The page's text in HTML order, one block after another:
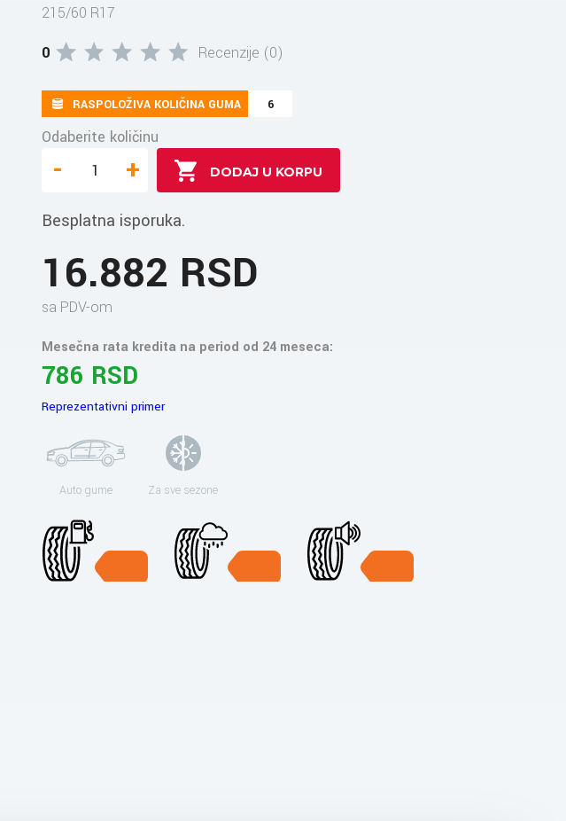
215/60 R17
0
Recenzije (0)
RASPOLOŽIVA KOLIČINA GUMA 6
Odaberite količinu
- +
Besplatna isporuka.
16.882 RSD
sa PDV-om
Mesečna rata kredita na period od 24 meseca:
786 RSD
Reprezentativni primer
Auto gume Za sve sezone